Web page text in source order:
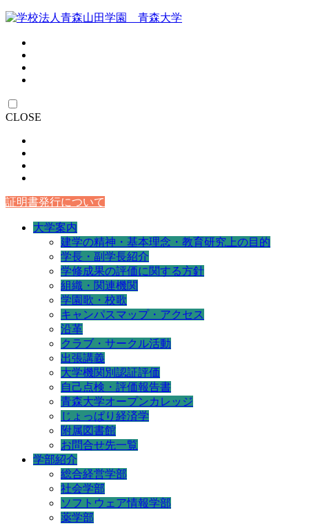
CLOSE
証明書発行について
大学案内
建学の精神・基本理念・教育研究上の目的
学長・副学長紹介
学修成果の評価に関する方針
組織・関連機関
学園歌・校歌
キャンパスマップ・アクセス
沿革
クラブ・サークル活動
出張講義
大学機関別認証評価
自己点検・評価報告書
青森大学オープンカレッジ
じょっぱり経済学
附属図書館
お問合せ先一覧
学部紹介
総合経営学部
社会学部
ソフトウェア情報学部
薬学部